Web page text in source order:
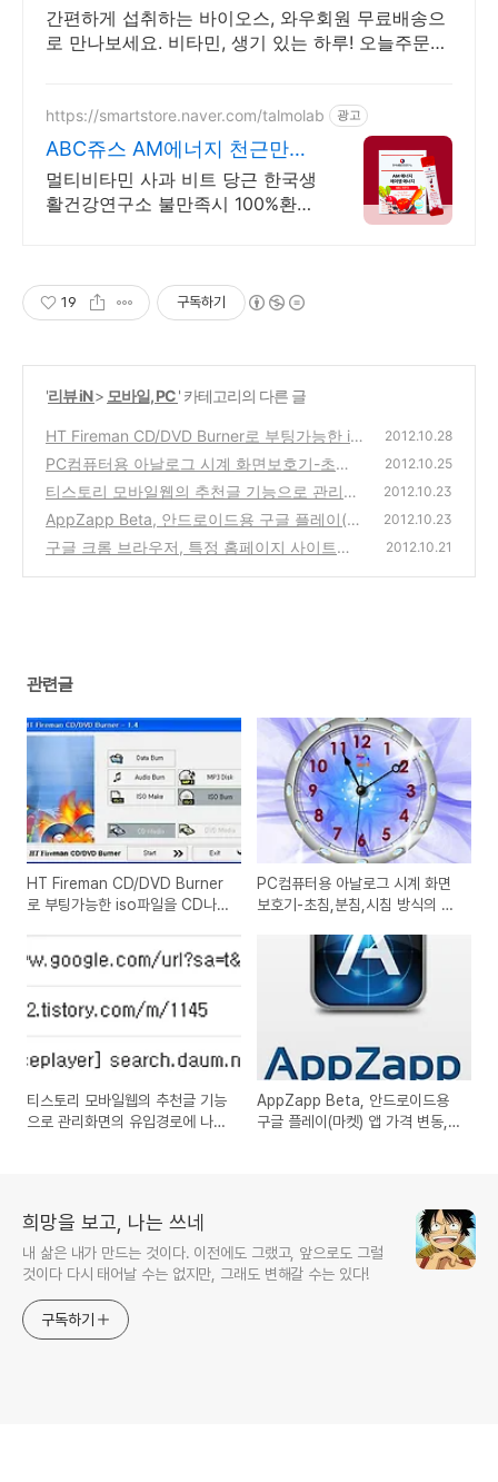
간편하게 섭취하는 바이오스, 와우회원 무료배송으
로 만나보세요. 비타민, 생기 있는 하루! 오늘주문
https://smartstore.naver.com/talmolab 광고
ABC쥬스 AM에너지 천근만근
아침 1초 충전
멀티비타민 사과 비트 당근 한국생
활건강연구소 불만족시 100%환불
19 구독하기
'리뷰 iN> 모바일, PC' 카테고리의 다른 글
HT Fireman CD/DVD Burner로 부팅가능한 is
o파일을 CD나 dvd로 쉽게 굽는 방법
(1)
2012.10.28
PC컴퓨터용 아날로그 시계 화면보호기-초침,
분침,시침 방식의 스크린세이버 다운로드 사이
트
(2)
2012.10.25
티스토리 모바일웹의 추천글 기능으로 관리화
면의 유입경로에 나타나는 다른 블로그의 링크
주소
2012.10.23
AppZapp Beta, 안드로이드용 구글 플레이(마
켓) 앱 가격 변동, 오늘의 무료앱과 할인앱을
2012.10.23
구글 크롬 브라우저, 특정 홈페이지 사이트의
2012.10.21
관련글
HT Fireman CD/DVD Burner
로 부팅가능한 iso파일을 CD나
PC컴퓨터용 아날로그 시계 화면
보호기-초침,분침,시침 방식의 스
티스토리 모바일웹의 추천글 기능
으로 관리화면의 유입경로에 나타
AppZapp Beta, 안드로이드용
구글 플레이(마켓) 앱 가격 변동,
희망을 보고, 나는 쓰네
내 삶은 내가 만드는 것이다. 이전에도 그랬고, 앞으로도 그럴
것이다 다시 태어날 수는 없지만, 그래도 변해갈 수는 있다!
구독하기